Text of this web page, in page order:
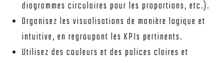
diagrammes circulaires pour les proportions, etc.).
Organisez les visualisations de manière logique et
intuitive, en regroupant les KPIs pertinents.
Utilisez des couleurs et des polices claires et